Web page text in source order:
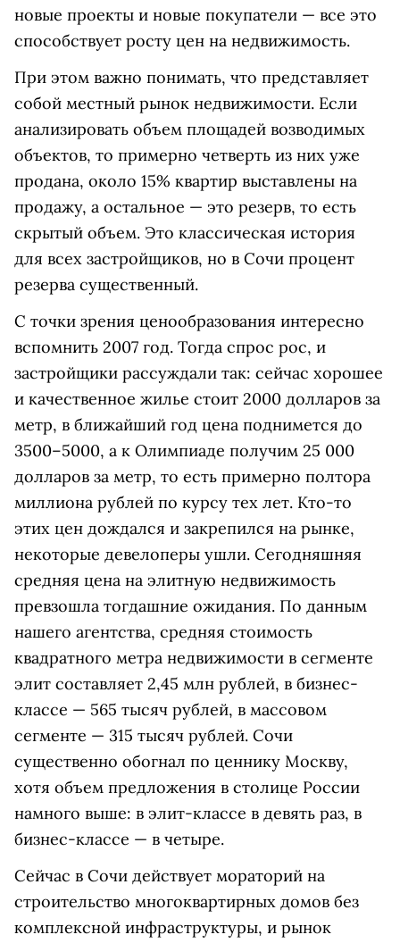
новые проекты и новые покупатели — все это
способствует росту цен на недвижимость.
При этом важно понимать, что представляет
собой местный рынок недвижимости. Если
анализировать объем площадей возводимых
объектов, то примерно четверть из них уже
продана, около 15% квартир выставлены на
продажу, а остальное — это резерв, то есть
скрытый объем. Это классическая история
для всех застройщиков, но в Сочи процент
резерва существенный.
С точки зрения ценообразования интересно
вспомнить 2007 год. Тогда спрос рос, и
застройщики рассуждали так: сейчас хорошее
и качественное жилье стоит 2000 долларов за
метр, в ближайший год цена поднимется до
3500–5000, а к Олимпиаде получим 25 000
долларов за метр, то есть примерно полтора
миллиона рублей по курсу тех лет. Кто-то
этих цен дождался и закрепился на рынке,
некоторые девелоперы ушли. Сегодняшняя
средняя цена на элитную недвижимость
превзошла тогдашние ожидания. По данным
нашего агентства, средняя стоимость
квадратного метра недвижимости в сегменте
элит составляет 2,45 млн рублей, в бизнес-
классе — 565 тысяч рублей, в массовом
сегменте — 315 тысяч рублей. Сочи
существенно обогнал по ценнику Москву,
хотя объем предложения в столице России
намного выше: в элит-классе в девять раз, в
бизнес-классе — в четыре.
Сейчас в Сочи действует мораторий на
строительство многоквартирных домов без
комплексной инфраструктуры, и рынок